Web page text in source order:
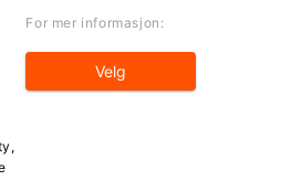
For mer informasjon:
Velg